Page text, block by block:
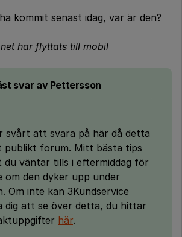
kommit senast idag, var är den?
har flyttats till mobil
svar av Pettersson
svårt att svara på här då detta
publikt forum. Mitt bästa tips
du väntar tills i eftermiddag för
om den dyker upp under
Om inte kan 3Kundservice
dig att se över detta, du hittar
här.